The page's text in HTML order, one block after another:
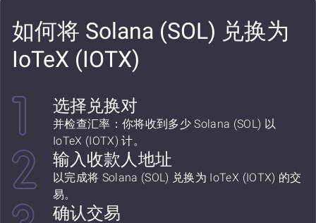
如何将 Solana (SOL) 兑换为
IoTeX (IOTX)
选择兑换对
并检查汇率：你将收到多少 Solana (SOL) 以
IoTeX (IOTX) 计。
输入收款人地址
以完成将 Solana (SOL) 兑换为 IoTeX (IOTX) 的交
易。
确认交易